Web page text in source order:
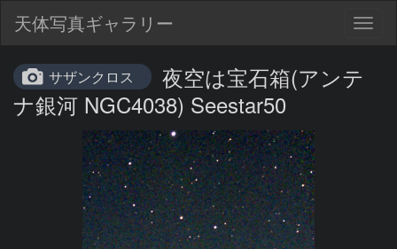
天体写真ギャラリー
サザンクロス
夜空は宝石箱(アンテ
ナ銀河 NGC4038) Seestar50